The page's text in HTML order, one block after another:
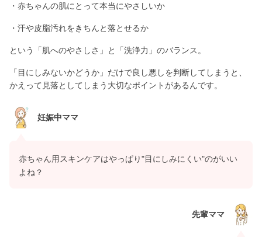
・赤ちゃんの肌にとって本当にやさしいか
・汗や皮脂汚れをきちんと落とせるか
という「肌へのやさしさ」と「洗浄力」のバランス。
「目にしみないかどうか」だけで良し悪しを判断してしまうと、
かえって見落としてしまう大切なポイントがあるんです。
妊娠中ママ
赤ちゃん用スキンケアはやっぱり"目にしみにくい"のがいい
よね？
先輩ママ